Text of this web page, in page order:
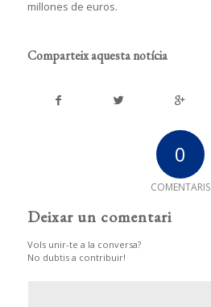
millones de euros.
Comparteix aquesta notícia
0
COMENTARIS
Deixar un comentari
Vols unir-te a la conversa?
No dubtis a contribuir!